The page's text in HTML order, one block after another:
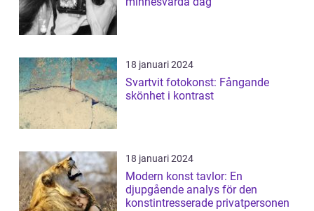
18 januari 2024
Svartvit fotokonst: Fångande
skönhet i kontrast
18 januari 2024
Modern konst tavlor: En
djupgående analys för den
konstintresserade privatpersonen